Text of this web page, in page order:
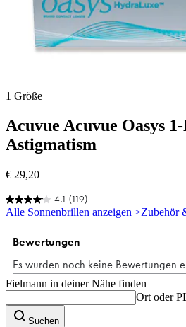
1 Größe
Acuvue Acuvue Oasys
Astigmatism
€ 29,20
4.1 (119)
4.1
von
Sternen.
Bewertungen
Alle Sonnenbrillen anzeigen >Zubehör
Fielmann in deiner Nähe finden
Ort oder
Suchen